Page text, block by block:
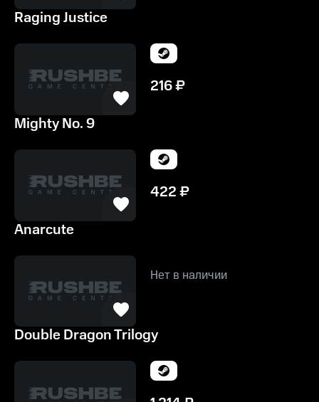
Raging Justice
216₽
Mighty No. 9
422₽
Anarcute
Нет в наличии
Double Dragon Trilogy